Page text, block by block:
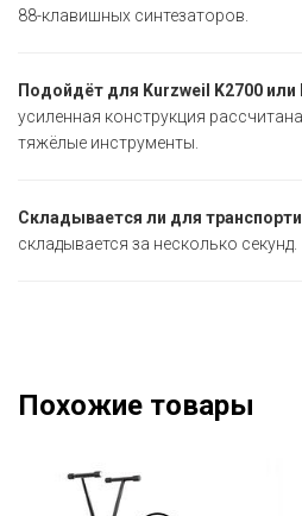
88-клавишных синтезаторов.
Подойдёт для Kurzweil K2700 или
усиленная конструкция
тяжёлые инструменты.
Складывается ли для
складывается за несколько секунд.
Похожие товары